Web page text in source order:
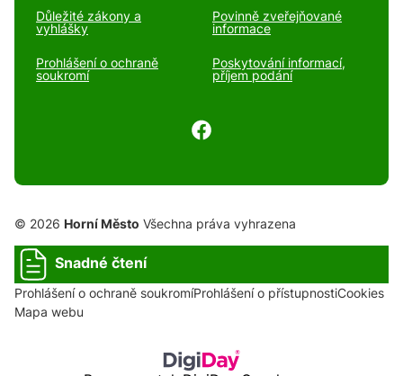
Důležité zákony a
vyhlášky
Povinně zveřejňované
informace
Prohlášení o ochraně
soukromí
Poskytování informací,
příjem podání
© 2026 Horní Město Všechna práva vyhrazena
Snadné čtení
Prohlášení o ochraně soukromíProhlášení o přístupnostiCookies
Mapa webu